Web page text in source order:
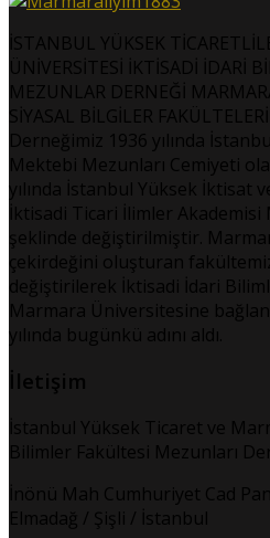
İSTANBUL YÜKSEK
ÜNİVERSİTESİ İKTİSADİ İDARİ
MEZUNLAR DERNEĞİ
SİYASAL BİLGİLER FAKÜLTELERİ
Derneğimiz 1936 yılında
Mektebi Mezunları Cemiyeti
yılında İstanbul Yüksek İktisat
İktisadi Ticari İlimler Akademisi
şeklinde değiştirilmiştir.
çekirdeğini oluşturan
değiştirilerek İktisadi İdari
Marmara Üniversitesine
yılında bugünkü adını aldı.
İletişim
İstanbul Yüksek Ticaret ve
Bilimler Fakültesi Mezunları
İnönü Mah Cumhuriyet Cad
Elmadağ / Şişli / İstanbul